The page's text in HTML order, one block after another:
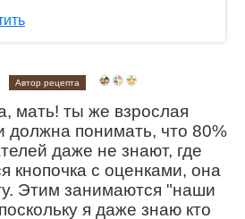
Автор рецепта
мать! ты же взрослая
должна понимать, что 80%
даже не знают, где
кнопочка с оценками, она
Этим занимаются "наши
я даже знаю кто